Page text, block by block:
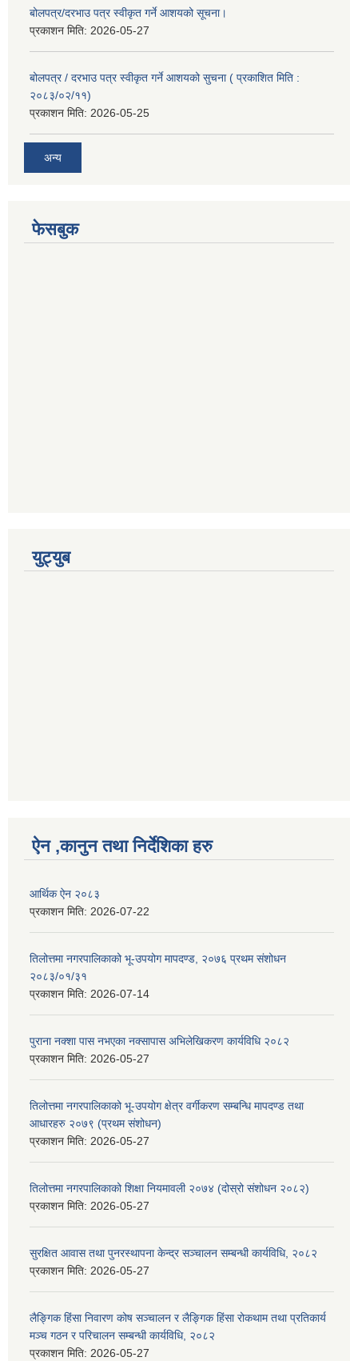
बोलपत्र/दरभाउ पत्र स्वीकृत गर्ने आशयको सूचना।
प्रकाशन मिति: 2026-05-27
बोलपत्र / दरभाउ पत्र स्वीकृत गर्ने आशयको सुचना ( प्रकाशित मिति :
२०८३/०२/११)
प्रकाशन मिति: 2026-05-25
अन्य
फेसबुक
युट्युब
ऐन ,कानुन तथा निर्देशिका हरु
आर्थिक ऐन २०८३
प्रकाशन मिति: 2026-07-22
तिलोत्तमा नगरपालिकाको भू-उपयोग मापदण्ड, २०७६ प्रथम संशोधन
२०८३/०१/३१
प्रकाशन मिति: 2026-07-14
पुराना नक्शा पास नभएका नक्सापास अभिलेखिकरण कार्यविधि २०८२
प्रकाशन मिति: 2026-05-27
तिलोत्तमा नगरपालिकाको भू-उपयोग क्षेत्र वर्गीकरण सम्बन्धि मापदण्ड तथा
आधारहरु २०७९ (प्रथम संशोधन)
प्रकाशन मिति: 2026-05-27
तिलोत्तमा नगरपालिकाको शिक्षा नियमावली २०७४ (दोस्रो संशोधन २०८२)
प्रकाशन मिति: 2026-05-27
सुरक्षित आवास तथा पुनरस्थापना केन्द्र सञ्चालन सम्बन्धी कार्यविधि, २०८२
प्रकाशन मिति: 2026-05-27
लैङ्गिक हिंसा निवारण कोष सञ्चालन र लैङ्गिक हिंसा रोकथाम तथा प्रतिकार्य
मञ्च गठन र परिचालन सम्बन्धी कार्यविधि, २०८२
प्रकाशन मिति: 2026-05-27